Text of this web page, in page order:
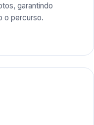
garantindo
o percurso.